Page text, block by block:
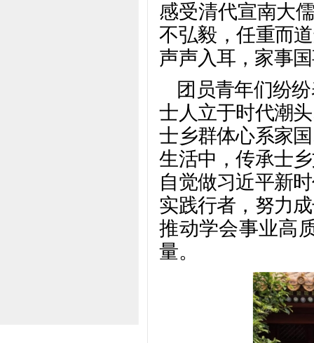
感受清代宣南大
不弘毅，任重而
声声入耳，家事
团员青年们纷
士人立于时代潮
士乡群体心系家
生活中，传承士
自觉做习近平新
实践行者，努力
推动学会事业高
量。